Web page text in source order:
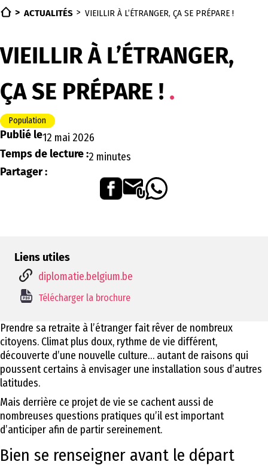
ACTUALITÉS VIEILLIR À L’ÉTRANGER, ÇA SE PRÉPARE !
VIEILLIR À L’ÉTRANGER,
ÇA SE PRÉPARE !
Population
Publié le12 mai 2026
Temps de lecture :2 minutes
Partager :
Prendre sa retraite à l’étranger fait rêver de nombreux
citoyens. Climat plus doux, rythme de vie différent,
découverte d’une nouvelle culture… autant de raisons qui
poussent certains à envisager une installation sous d’autres
latitudes.
Mais derrière ce projet de vie se cachent aussi de
nombreuses questions pratiques qu’il est important
d’anticiper afin de partir sereinement.
Bien se renseigner avant le départ
Liens utiles
diplomatie.belgium.be
Télécharger la brochure